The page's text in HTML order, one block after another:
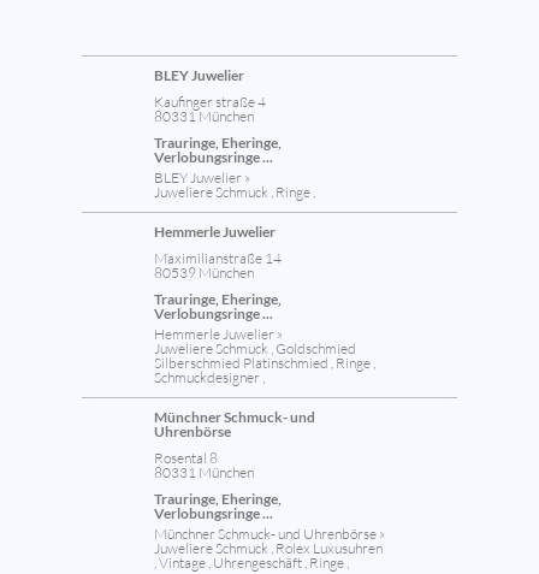
BLEY Juwelier
Kaufinger straße 4
80331 München
Trauringe, Eheringe,
Verlobungsringe ...
BLEY Juwelier »
Juweliere Schmuck , Ringe ,
Hemmerle Juwelier
Maximilianstraße 14
80539 München
Trauringe, Eheringe,
Verlobungsringe ...
Hemmerle Juwelier »
Juweliere Schmuck , Goldschmied
Silberschmied Platinschmied , Ringe ,
Schmuckdesigner ,
Münchner Schmuck- und
Uhrenbörse
Rosental 8
80331 München
Trauringe, Eheringe,
Verlobungsringe ...
Münchner Schmuck- und Uhrenbörse »
Juweliere Schmuck , Rolex Luxusuhren
, Vintage , Uhrengeschäft , Ringe ,